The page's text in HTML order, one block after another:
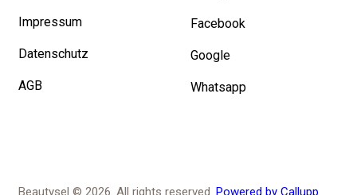
Impressum
Datenschutz
AGB
Facebook
Google
Whatsapp
Beautysel © 2026. All rights reserved. Powered by Callupp